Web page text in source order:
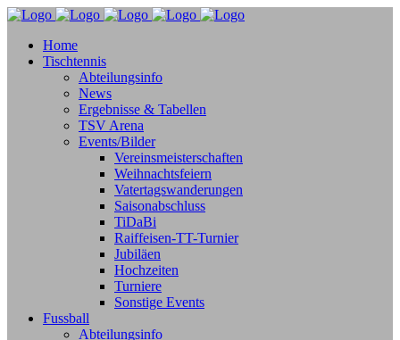
Home
Tischtennis
Abteilungsinfo
News
Ergebnisse & Tabellen
TSV Arena
Events/Bilder
Vereinsmeisterschaften
Weihnachtsfeiern
Vatertagswanderungen
Saisonabschluss
TiDaBi
Raiffeisen-TT-Turnier
Jubiläen
Hochzeiten
Turniere
Sonstige Events
Fussball
Abteilungsinfo